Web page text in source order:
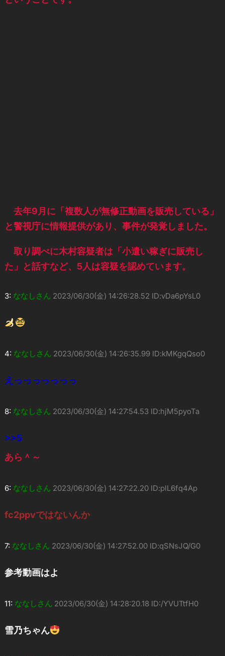
去年9月に「複数人が無修正動画を販売している」
と警視庁に情報提供があり、事件が発覚しました。
取り調べに木村容疑者は「小遣い稼ぎに販売し
た」と話すなど、5人は容疑を認めています。
3: ななしさん 2023/06/30(金) 14:26:28.52 ID:vDa6pYsL0
4: ななしさん 2023/06/30(金) 14:26:35.99 ID:kMKgqQso0
えっっっっっっっ
8: ななしさん 2023/06/30(金) 14:27:54.53 ID:hjM5pyoTa
>>5
あら＾～
6: ななしさん 2023/06/30(金) 14:27:22.20 ID:plL6fq4Ap
fc2ppvではないんか
7: ななしさん 2023/06/30(金) 14:27:52.00 ID:qSNsJQ/G0
参考動画はよ
11: ななしさん 2023/06/30(金) 14:28:20.18 ID:/YVUTtfH0
雪乃ちゃん